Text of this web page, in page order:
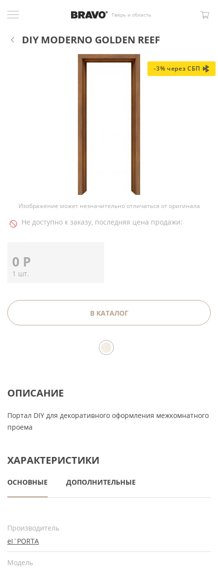
Тверь и область
DIY MODERNO GOLDEN REEF
-3% через СБП
Изображение может незначительно отличаться от оригинала
Не доступно к заказу, последняя цена продажи:
0 Р
1 шт.
В КАТАЛОГ
ОПИСАНИЕ
Портал DIY для декоративного оформления межкомнатного
проема
ХАРАКТЕРИСТИКИ
ОСНОВНЫЕ ДОПОЛНИТЕЛЬНЫЕ
Производитель
el`PORTA
Модель